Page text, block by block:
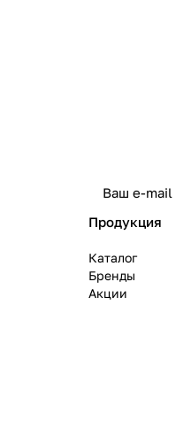
Продукция
Каталог
Бренды
Акции